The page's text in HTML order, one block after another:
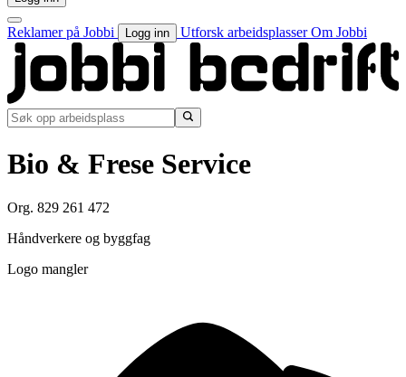
Reklamer på Jobbi Logg inn Utforsk arbeidsplasserOm Jobbi
Bio & Frese Service
Org. 829 261 472
Håndverkere og byggfag
Logo mangler